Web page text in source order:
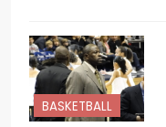
BASKETBALL